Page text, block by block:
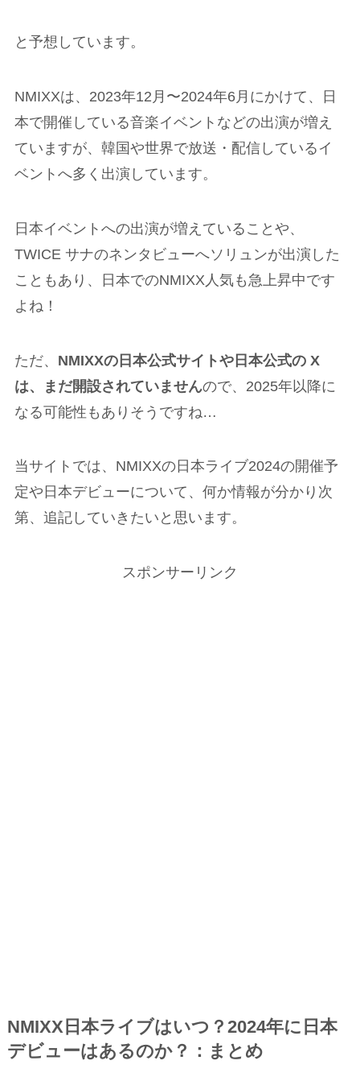
と予想しています。
NMIXXは、2023年12月〜2024年6月にかけて、日
本で開催している音楽イベントなどの出演が増え
ていますが、韓国や世界で放送・配信しているイ
ベントへ多く出演しています。
日本イベントへの出演が増えていることや、
TWICE サナのネンタビューへソリュンが出演した
こともあり、日本でのNMIXX人気も急上昇中です
よね！
ただ、 NMIXXの日本公式サイトや日本公式の X
は、まだ開設されていませんので、2025年以降に
なる可能性もありそうですね…
当サイトでは、NMIXXの日本ライブ2024の開催予
定や日本デビューについて、何か情報が分かり次
第、追記していきたいと思います。
スポンサーリンク
NMIXX日本ライブはいつ？2024年に日本
デビューはあるのか？：まとめ